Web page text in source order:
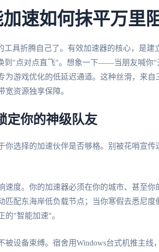
速如何抹平万里
具折腾自己了。有效加速器的核心，是建
到"点对点直飞"。想象一下——当朋友喊你"
为游戏优化的低延迟通道。这种丝滑，来自
宽资源独享保障。
定你的神级队友
你选择的加速伙伴是否够格。别被花哨宣传
速度。你的加速器必须在你的城市、甚至你
匹配东海岸低负载节点；当你寒假去悉尼度
的"智能加速"。
被设备束缚。宿舍用Windows台式机推主线